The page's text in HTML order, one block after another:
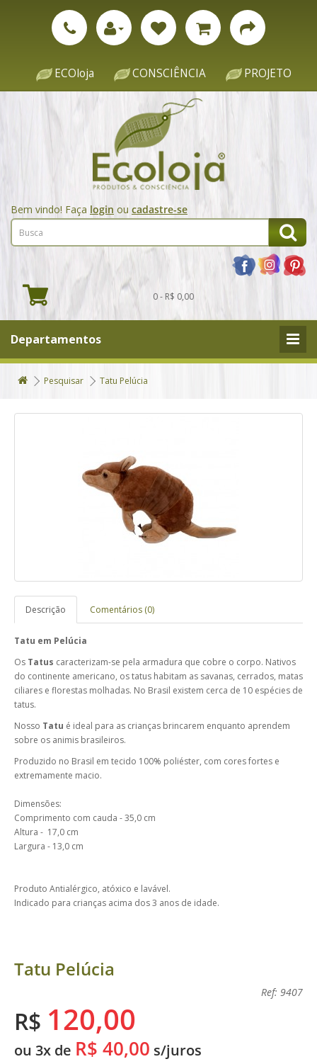
ECOloja CONSCIÊNCIA PROJETO
Bem vindo! Faça login ou cadastre-se
0 - R$ 0,00
Departamentos
Pesquisar Tatu Pelúcia
Descrição Comentários (0)
Tatu em Pelúcia
Os Tatus caracterizam-se pela armadura que cobre o corpo. Nativos
do continente americano, os tatus habitam as savanas, cerrados, matas
ciliares e florestas molhadas. No Brasil existem cerca de 10 espécies de
tatus.
Nosso Tatu é ideal para as crianças brincarem enquanto aprendem
sobre os animis brasileiros.
Produzido no Brasil em tecido 100% poliéster, com cores fortes e
extremamente macio.
Dimensões:
Comprimento com cauda - 35,0 cm
Altura - 17,0 cm
Largura - 13,0 cm
Produto Antialérgico, atóxico e lavável.
Indicado para crianças acima dos 3 anos de idade.
Tatu Pelúcia
Ref: 9407
R$ 120,00
ou 3x de R$ 40,00 s/juros